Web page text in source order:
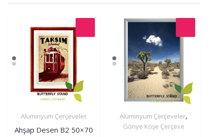
Alüminyum Çerçeveler
Ahşap Desen B2 50×70
İncele
Alüminyum Çerçeveler,
Gönye Köşe Çerçeve